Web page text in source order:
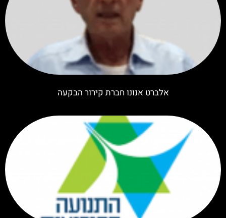
אלברט אנונו חברת קירור הבקעה